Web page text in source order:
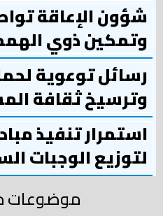
شؤون الإعاقة
وتمكين ذوي
رسائل توعوية
وترسيخ ثقافة
استمرار تنفيذ
لتوزيع الوجبات
موضوعات